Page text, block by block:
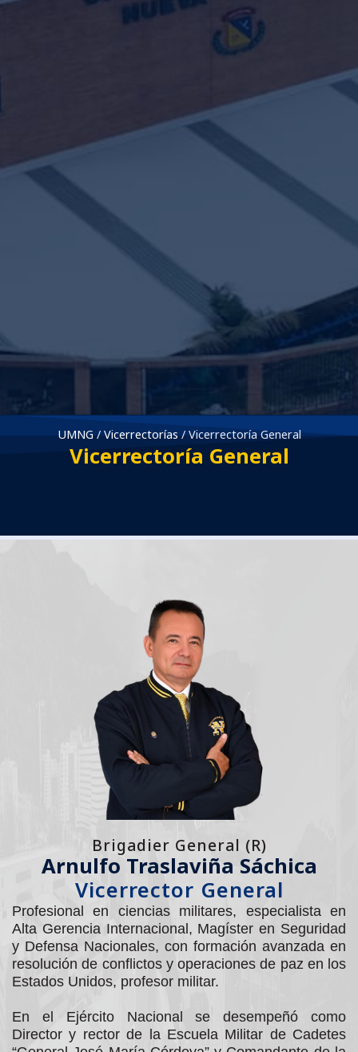
UMNG/Vicerrectorías /Vicerrectoría General
Vicerrectoría General
Brigadier General (R)
Arnulfo Traslaviña Sáchica
Vicerrector General
Profesional en ciencias militares, especialista en
Alta Gerencia Internacional, Magíster en Seguridad
y Defensa Nacionales, con formación avanzada en
resolución de conflictos y operaciones de paz en los
Estados Unidos, profesor militar.
En el Ejército Nacional se desempeñó como
Director y rector de la Escuela Militar de Cadetes